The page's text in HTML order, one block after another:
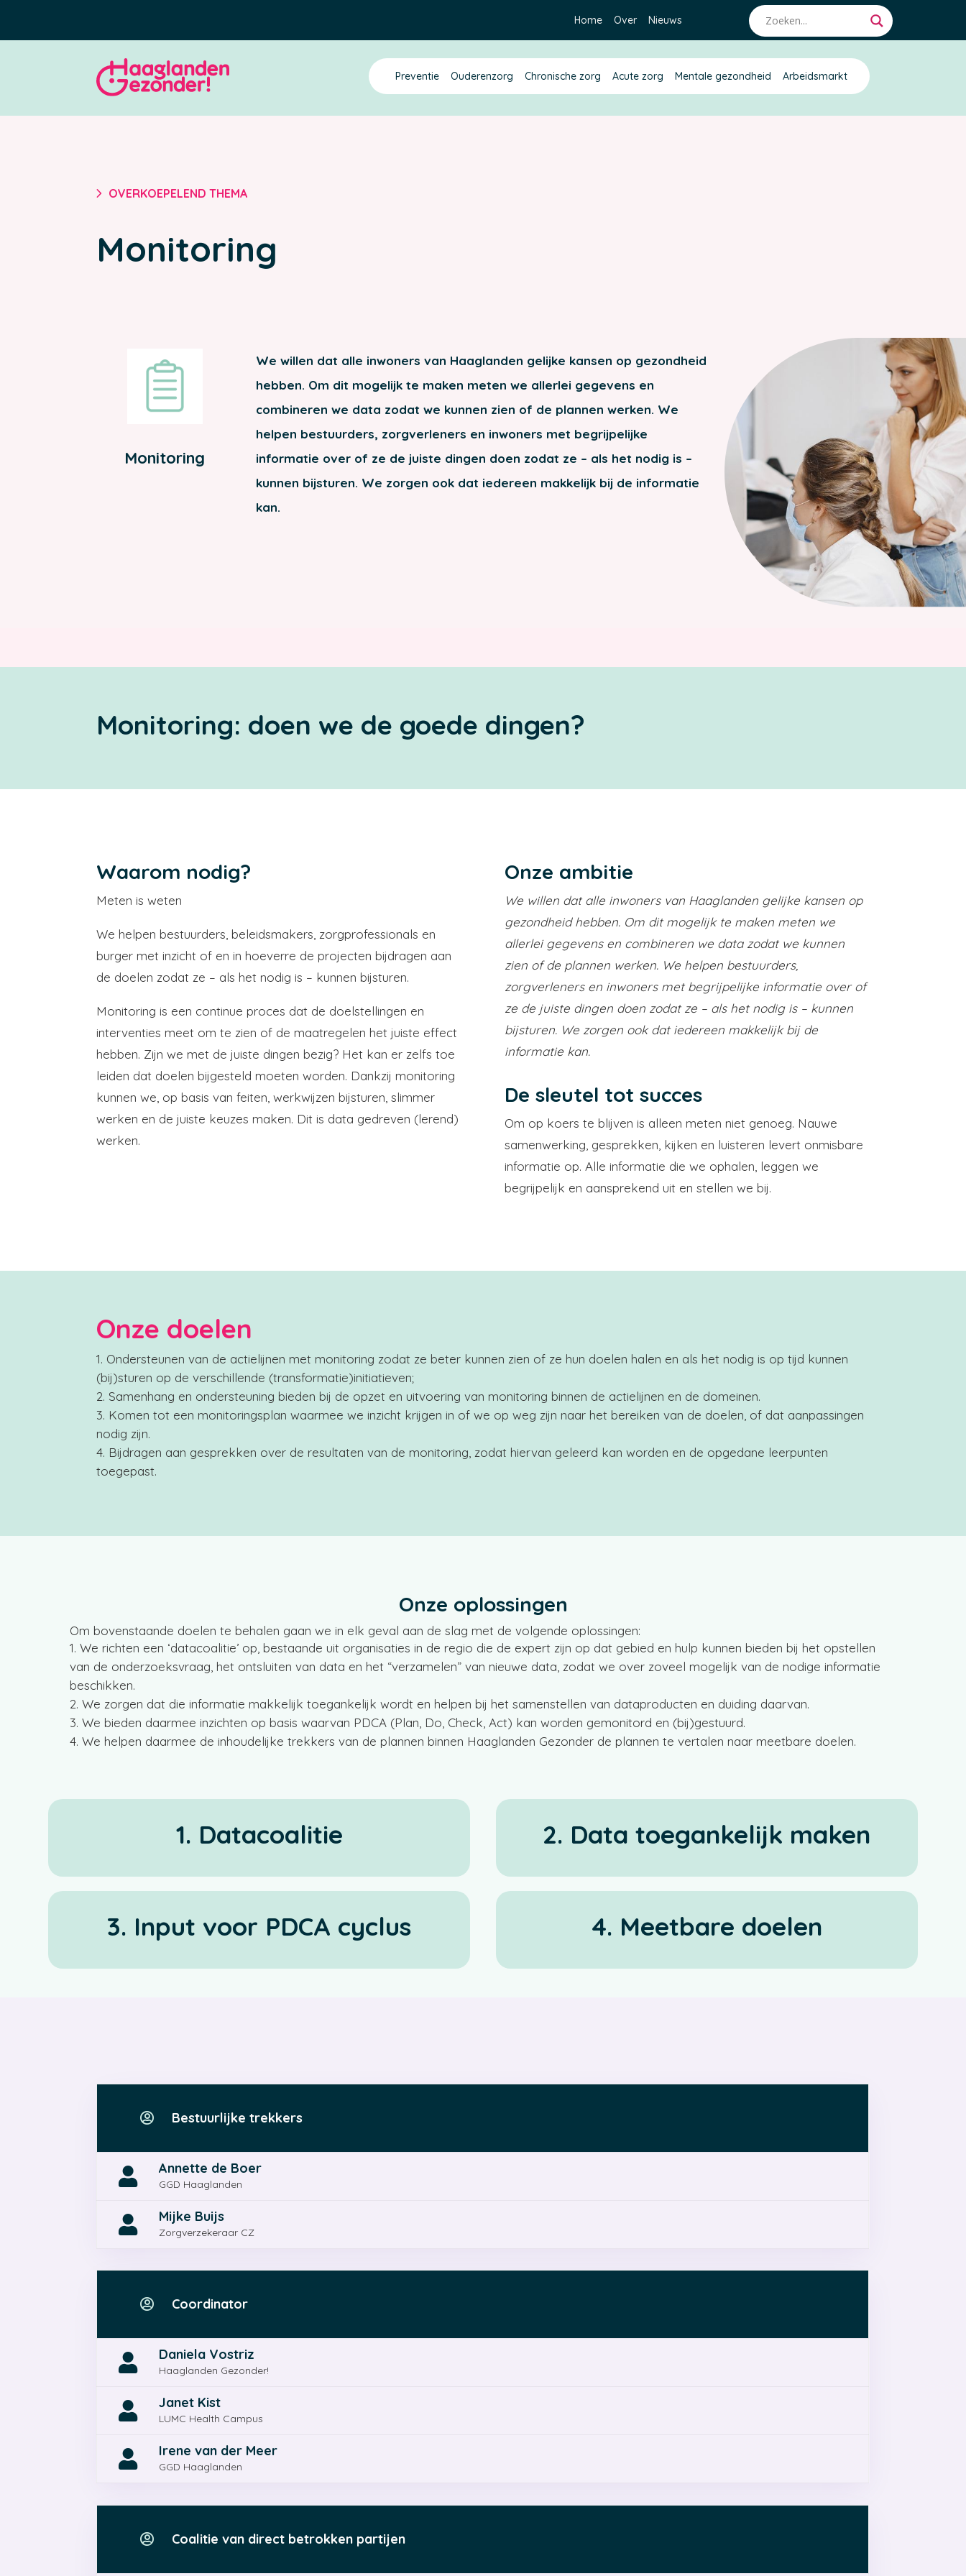
Home Over Nieuws
Preventie Ouderenzorg Chronische zorg Acute zorg Mentale gezondheid Arbeidsmarkt
5 OVERKOEPELEND THEMA
Monitoring
Monitoring
We willen dat alle inwoners van Haaglanden gelijke kansen op gezondheid
hebben. Om dit mogelijk te maken meten we allerlei gegevens en
combineren we data zodat we kunnen zien of de plannen werken. We
helpen bestuurders, zorgverleners en inwoners met begrijpelijke
informatie over of ze de juiste dingen doen zodat ze – als het nodig is –
kunnen bijsturen. We zorgen ook dat iedereen makkelijk bij de informatie
kan.
Monitoring: doen we de goede dingen?
Waarom nodig?
Meten is weten
We helpen bestuurders, beleidsmakers, zorgprofessionals en
burger met inzicht of en in hoeverre de projecten bijdragen aan
de doelen zodat ze – als het nodig is – kunnen bijsturen.
Monitoring is een continue proces dat de doelstellingen en
interventies meet om te zien of de maatregelen het juiste effect
hebben. Zijn we met de juiste dingen bezig? Het kan er zelfs toe
leiden dat doelen bijgesteld moeten worden. Dankzij monitoring
kunnen we, op basis van feiten, werkwijzen bijsturen, slimmer
werken en de juiste keuzes maken. Dit is data gedreven (lerend)
werken.
Onze ambitie
We willen dat alle inwoners van Haaglanden gelijke kansen op
gezondheid hebben. Om dit mogelijk te maken meten we
allerlei gegevens en combineren we data zodat we kunnen
zien of de plannen werken. We helpen bestuurders,
zorgverleners en inwoners met begrijpelijke informatie over of
ze de juiste dingen doen zodat ze – als het nodig is – kunnen
bijsturen. We zorgen ook dat iedereen makkelijk bij de
informatie kan.
De sleutel tot succes
Om op koers te blijven is alleen meten niet genoeg. Nauwe
samenwerking, gesprekken, kijken en luisteren levert onmisbare
informatie op. Alle informatie die we ophalen, leggen we
begrijpelijk en aansprekend uit en stellen we bij.
Onze doelen
Ondersteunen van de actielijnen met monitoring zodat ze beter kunnen zien of ze hun doelen halen en als het nodig is op tijd kunnen
(bij)sturen op de verschillende (transformatie)initiatieven;
Samenhang en ondersteuning bieden bij de opzet en uitvoering van monitoring binnen de actielijnen en de domeinen.​
Komen tot een monitoringsplan waarmee we inzicht krijgen in of we op weg zijn naar het bereiken van de doelen, of dat aanpassingen
nodig zijn.
Bijdragen aan gesprekken over de resultaten van de monitoring, zodat hiervan geleerd kan worden en de opgedane leerpunten
toegepast.
Onze oplossingen
Om bovenstaande doelen te behalen gaan we in elk geval aan de slag met de volgende oplossingen:
We richten een ‘datacoalitie’ op, bestaande uit organisaties in de regio die de expert zijn op dat gebied en hulp kunnen bieden bij het opstellen
van de onderzoeksvraag, het ontsluiten van data en het “verzamelen” van nieuwe data, zodat we over zoveel mogelijk van de nodige informatie
beschikken.
We zorgen dat die informatie makkelijk toegankelijk wordt en helpen bij het samenstellen van dataproducten en duiding daarvan.
We bieden daarmee inzichten op basis waarvan PDCA (Plan, Do, Check, Act) kan worden gemonitord en (bij)gestuurd.
We helpen daarmee de inhoudelijke trekkers van de plannen binnen Haaglanden Gezonder de plannen te vertalen naar meetbare doelen.
1. Datacoalitie 2. Data toegankelijk maken
3. Input voor PDCA cyclus 4. Meetbare doelen
 Bestuurlijke trekkers
 Annette de Boer
GGD Haaglanden
 Mijke Buijs
Zorgverzekeraar CZ
 Coordinator
 Daniela Vostriz
Haaglanden Gezonder!
 Janet Kist
LUMC Health Campus
 Irene van der Meer
GGD Haaglanden
 Coalitie van direct betrokken partijen